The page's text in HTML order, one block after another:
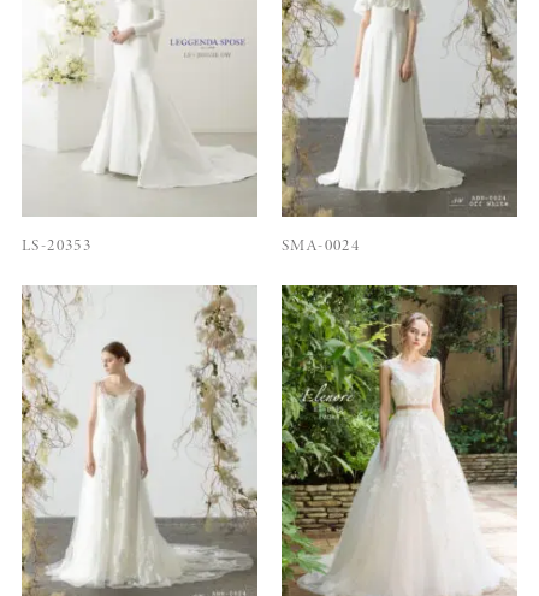
LS-20353 SMA-0024